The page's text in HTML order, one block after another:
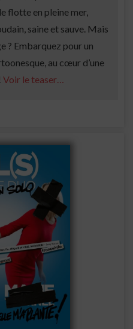
flotte en pleine mer,
saine et sauve. Mais
? Embarquez pour un
au cœur d’une
Voir le teaser…